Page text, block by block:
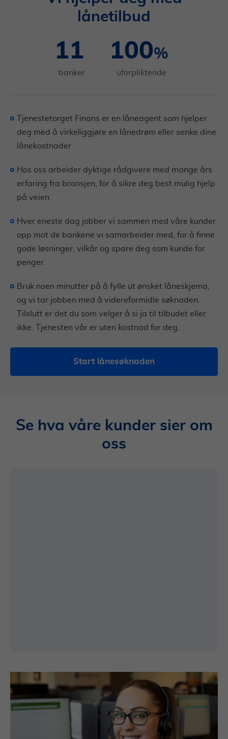
lånetilbud
11
banker
100%
uforpliktende
Tjenestetorget Finans er en låneagent som hjelper
deg med å virkeliggjøre en lånedrøm eller senke dine
lånekostnader.
Hos oss arbeider dyktige rådgivere med mange års
erfaring fra bransjen, for å sikre deg best mulig hjelp
på veien.
Hver eneste dag jobber vi sammen med våre kunder
opp mot de bankene vi samarbeider med, for å finne
gode løsninger, vilkår og spare deg som kunde for
penger.
Bruk noen minutter på å fylle ut ønsket låneskjema,
og vi tar jobben med å videreformidle søknaden.
Tilslutt er det du som velger å si ja til tilbudet eller
ikke. Tjenesten vår er uten kostnad for deg.
Start lånesøknaden
Se hva våre kunder sier om
oss